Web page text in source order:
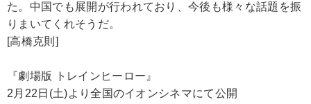
た。中国でも展開が行われており、今後も様々な話題を振
りまいてくれそうだ。
[高橋克則]
『劇場版 トレインヒーロー』
2月22日(土)より全国のイオンシネマにて公開